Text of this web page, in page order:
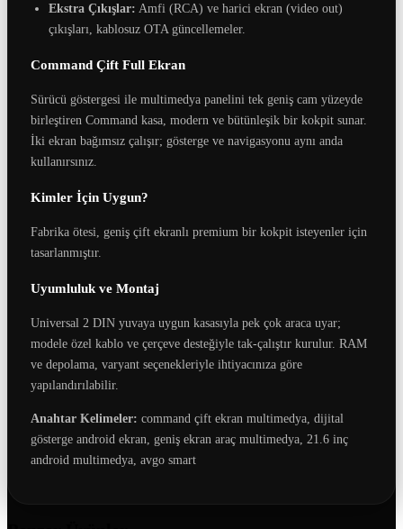
Ekstra Çıkışlar: Amfi (RCA) ve harici ekran (video out)
çıkışları, kablosuz OTA güncellemeler.
Command Çift Full Ekran
Sürücü göstergesi ile multimedya panelini tek geniş cam yüzeyde
birleştiren Command kasa, modern ve bütünleşik bir kokpit sunar.
İki ekran bağımsız çalışır; gösterge ve navigasyonu aynı anda
kullanırsınız.
Kimler İçin Uygun?
Fabrika ötesi, geniş çift ekranlı premium bir kokpit isteyenler için
tasarlanmıştır.
Uyumluluk ve Montaj
Universal 2 DIN yuvaya uygun kasasıyla pek çok araca uyar;
modele özel kablo ve çerçeve desteğiyle tak-çalıştır kurulur. RAM
ve depolama, varyant seçenekleriyle ihtiyacınıza göre
yapılandırılabilir.
Anahtar Kelimeler: command çift ekran multimedya, dijital
gösterge android ekran, geniş ekran araç multimedya, 21.6 inç
android multimedya, avgo smart